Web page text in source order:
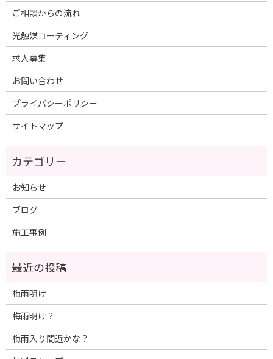
ご相談からの流れ
光触媒コーティング
求人募集
お問い合わせ
プライバシーポリシー
サイトマップ
お知らせ
ブログ
施工事例
梅雨明け
梅雨明け？
梅雨入り間近かな？